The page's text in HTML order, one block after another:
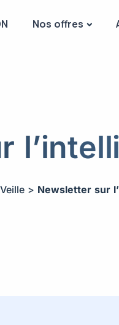
Nos offres
> Newsletter sur